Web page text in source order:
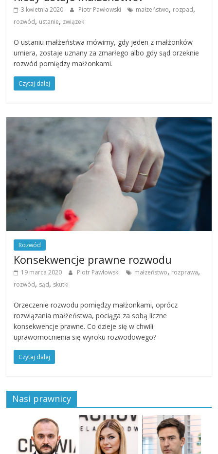
3 kwietnia 2020 Piotr Pawłowski małzeństwo, rozpad,
rozwód, ustanie, związek
O ustaniu małżeństwa mówimy, gdy jeden z małżonków
umiera, zostaje uznany za zmarłego albo gdy sąd orzeknie
rozwód pomiędzy małżonkami.
Czytaj dalej
Rozwód
Konsekwencje prawne rozwodu
19 marca 2020 Piotr Pawłowski małzeństwo, rozprawa,
rozwód, sąd, skutki
Orzeczenie rozwodu pomiędzy małżonkami, oprócz
rozwiązania małżeństwa, pociąga za sobą liczne
konsekwencje prawne. Co dzieje się w chwili
uprawomocnienia się wyroku rozwodowego?
Czytaj dalej
Nasi prawnicy